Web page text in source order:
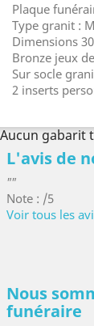
Plaque
Type granit :
Dimensions
Bronze jeux
Sur socle
2 inserts
Aucun gabarit
L'avis de
""
Note : /5
Voir tous les
Nous
funéraire